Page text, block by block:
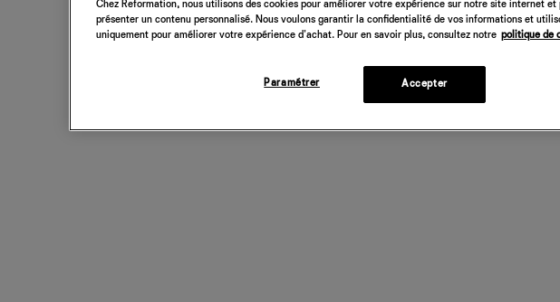
Chez Reformation, nous utilisons des cookies pour améliorer votre expérience sur notre site internet et
présenter un contenu personnalisé. Nous voulons garantir la confidentialité de vos informations et
uniquement pour améliorer votre expérience d'achat. Pour en savoir plus, consultez notre politique de
Paramétrer Accepter